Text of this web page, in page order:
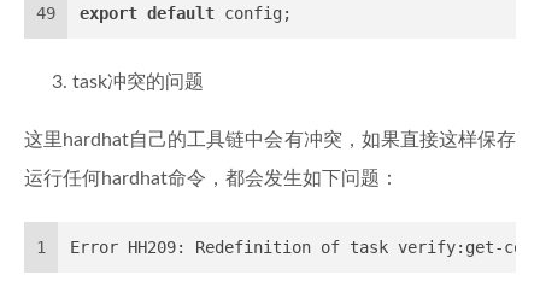
49
export default config;
task冲突的问题
这里hardhat自己的工具链中会有冲突，如果直接这样保存
运行任何hardhat命令，都会发生如下问题：
1 Error HH209: Redefinition of task verify:get-